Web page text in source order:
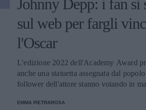
Johnny Depp: i fan si
sul web per fargli
l'Oscar
L'edizione 2022 dell'Academy Award
anche una statuetta assegnata dal
follower dell'attore stanno votando in
Il caso Minamata, la pellicola diretta da
EMMA PIETRAROSA